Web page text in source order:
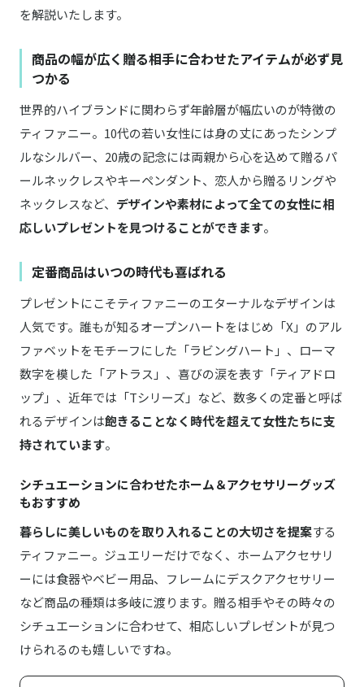
を解説いたします。
商品の幅が広く贈る相手に合わせたアイテムが必ず見
つかる
世界的ハイブランドに関わらず年齢層が幅広いのが特徴の
ティファニー。10代の若い女性には身の丈にあったシンプ
ルなシルバー、20歳の記念には両親から心を込めて贈るパ
ールネックレスやキーペンダント、恋人から贈るリングや
ネックレスなど、 デザインや素材によって全ての女性に相
応しいプレゼントを見つけることができます。
定番商品はいつの時代も喜ばれる
プレゼントにこそティファニーのエターナルなデザインは
人気です。誰もが知るオープンハートをはじめ「X」のアル
ファベットをモチーフにした「ラビングハート」、ローマ
数字を模した「アトラス」、喜びの涙を表す「ティアドロ
ップ」、近年では「Tシリーズ」など、数多くの定番と呼ば
れるデザインは飽きることなく時代を超えて女性たちに支
持されています。
シチュエーションに合わせたホーム＆アクセサリーグッズ
もおすすめ
暮らしに美しいものを取り入れることの大切さを提案する
ティファニー。ジュエリーだけでなく、ホームアクセサリ
ーには食器やベビー用品、フレームにデスクアクセサリー
など商品の種類は多岐に渡ります。贈る相手やその時々の
シチュエーションに合わせて、相応しいプレゼントが見つ
けられるのも嬉しいですね。